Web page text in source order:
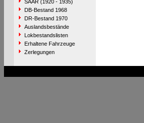
SAAR (1920 - 1935)
DB-Bestand 1968
DR-Bestand 1970
Auslandsbestände
Lokbestandslisten
Erhaltene Fahrzeuge
Zerlegungen